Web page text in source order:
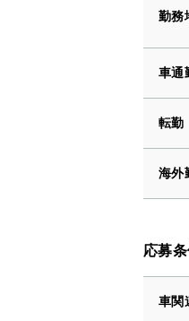
勤務
車通
転勤
海外
応募
車関